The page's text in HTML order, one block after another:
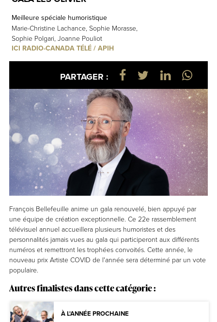
Meilleure spéciale humoristique
Marie-Christine Lachance, Sophie Morasse,
Sophie Polgari, Joanne Pouliot
ICI RADIO-CANADA TÉLÉ / APIH
PARTAGER :
François Bellefeuille anime un gala renouvelé, bien appuyé par
une équipe de création exceptionnelle. Ce 22e rassemblement
télévisuel annuel accueillera plusieurs humoristes et des
personnalités jamais vues au gala qui participeront aux différents
numéros et remettront les trophées convoités. Cette année, le
nouveau prix Artiste COVID de l'année sera déterminé par un vote
populaire.
Autres finalistes dans cette catégorie :
À L'ANNÉE PROCHAINE